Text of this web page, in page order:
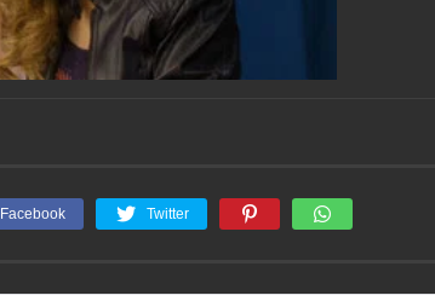
Facebook Twitter